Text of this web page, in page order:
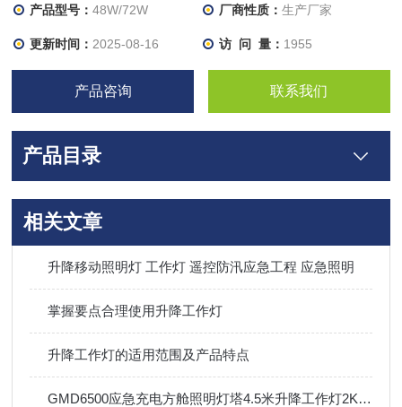
产品型号：48W/72W 厂商性质： 生产厂家
更新时间： 2025-08-16 访 问 量： 1955
产品咨询 联系我们
产品目录
相关文章
升降移动照明灯 工作灯 遥控防汛应急工程 应急照明
掌握要点合理使用升降工作灯
升降工作灯的适用范围及产品特点
GMD6500应急充电方舱照明灯塔4.5米升降工作灯2KW本田户外防汛